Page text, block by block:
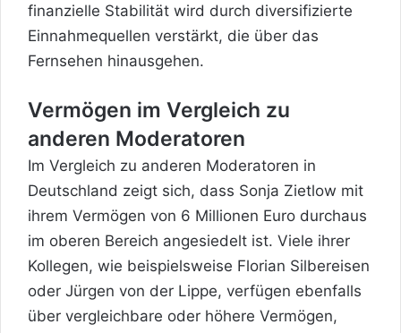
finanzielle Stabilität wird durch diversifizierte
Einnahmequellen verstärkt, die über das
Fernsehen hinausgehen.
Vermögen im Vergleich zu
anderen Moderatoren
Im Vergleich zu anderen Moderatoren in
Deutschland zeigt sich, dass Sonja Zietlow mit
ihrem Vermögen von 6 Millionen Euro durchaus
im oberen Bereich angesiedelt ist. Viele ihrer
Kollegen, wie beispielsweise Florian Silbereisen
oder Jürgen von der Lippe, verfügen ebenfalls
über vergleichbare oder höhere Vermögen,